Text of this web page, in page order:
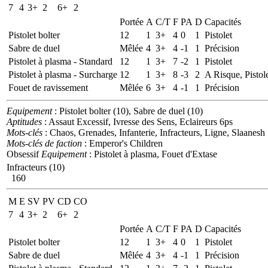
7 4 3+ 2 6+
2
Portée A C/T F PA D Capacités
Pistolet bolter
12 1 3+ 4 0 1
Pistolet
Sabre de duel
Mêlée 4 3+ 4 -1 1
Précision
Pistolet à plasma - Standard
12 1 3+ 7 -2 1
Pistolet
Pistolet à plasma - Surcharge 12 1 3+ 8 -3 2 A Risque,
Fouet de ravissement
Mêlée 6 3+ 4 -1 1 Précision
Equipement: Pistolet bolter (10), Sabre de duel (10)
Aptitudes : Assaut Excessif, Ivresse des Sens, Eclaireurs 6ps
Mots-clés : Chaos, Grenades, Infanterie, Infracteurs, Ligne, Slaanesh
Mots-clés de faction : Emperor's Children
Obsessif Equipement: Pistolet à plasma, Fouet d'Extase
Infracteurs (10)
160
M E SV PV CD CO
7 4 3+ 2 6+
2
Portée A C/T F PA D Capacités
Pistolet bolter
12 1 3+ 4 0 1
Pistolet
Sabre de duel
Mêlée 4 3+ 4 -1 1
Précision